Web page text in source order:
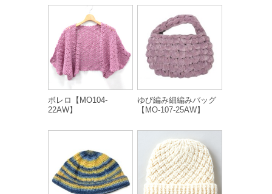
ボレロ【MO104-
22AW】
ゆび編み細編みバッグ
【MO-107-25AW】